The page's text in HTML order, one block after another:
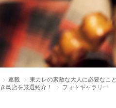
連載
東カレの素敵な大人に必要なこと
鳥店を厳選紹介！
フォトギャラリー